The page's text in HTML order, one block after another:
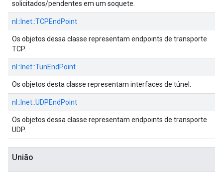
solicitados/pendentes em um soquete.
nl:: Inet::TCPEndPoint
Os objetos dessa classe representam endpoints de transporte
TCP.
nl:: Inet::TunEndPoint
Os objetos desta classe representam interfaces de túnel.
nl:: Inet::UDPEndPoint
Os objetos dessa classe representam endpoints de transporte
UDP.
União